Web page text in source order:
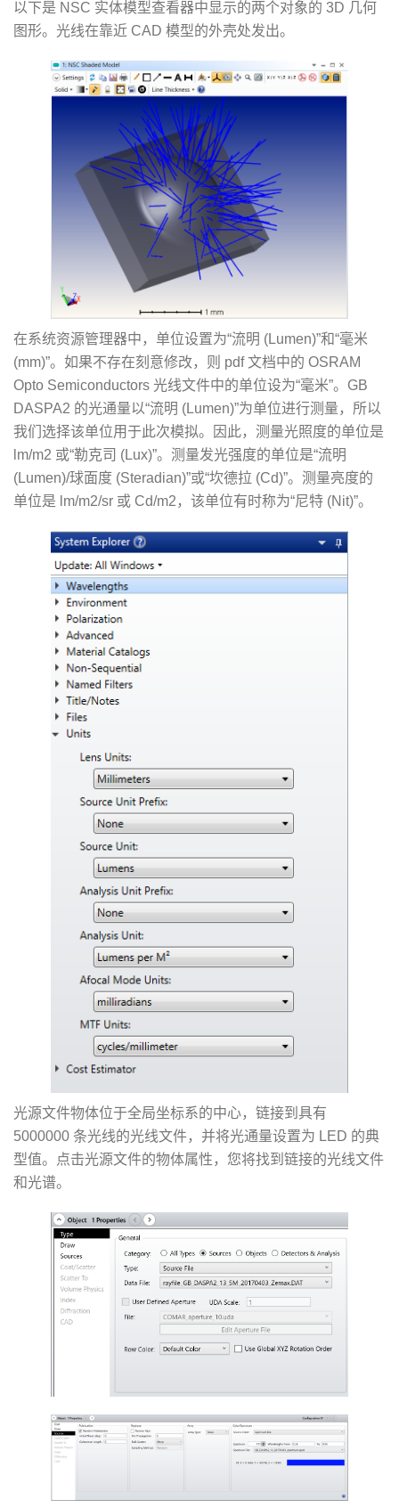
以下是 NSC 实体模型查看器中显示的两个对象的 3D 几何
图形。光线在靠近 CAD 模型的外壳处发出。
在系统资源管理器中，单位设置为“流明 (Lumen)”和“毫米
(mm)”。如果不存在刻意修改，则 pdf 文档中的 OSRAM
Opto Semiconductors 光线文件中的单位设为“毫米”。GB
DASPA2 的光通量以“流明 (Lumen)”为单位进行测量，所以
我们选择该单位用于此次模拟。因此，测量光照度的单位是
lm/m2 或“勒克司 (Lux)”。测量发光强度的单位是“流明
(Lumen)/球面度 (Steradian)”或“坎德拉 (Cd)”。测量亮度的
单位是 lm/m2/sr 或 Cd/m2，该单位有时称为“尼特 (Nit)”。
光源文件物体位于全局坐标系的中心，链接到具有
5000000 条光线的光线文件，并将光通量设置为 LED 的典
型值。点击光源文件的物体属性，您将找到链接的光线文件
和光谱。